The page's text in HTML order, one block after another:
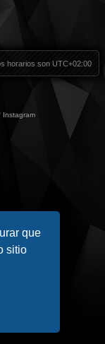
que
sitio
horarios son UTC+02:00
Instagram